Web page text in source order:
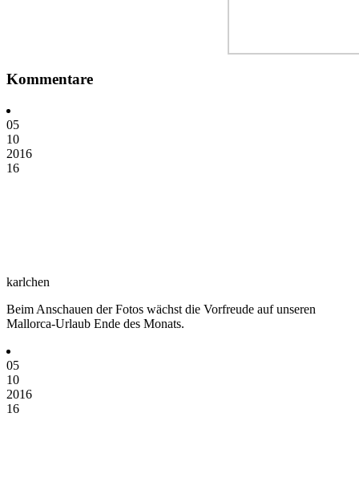
Kommentare
05
10
2016
16
karlchen
Beim Anschauen der Fotos wächst die Vorfreude auf unseren
Mallorca-Urlaub Ende des Monats.
05
10
2016
16